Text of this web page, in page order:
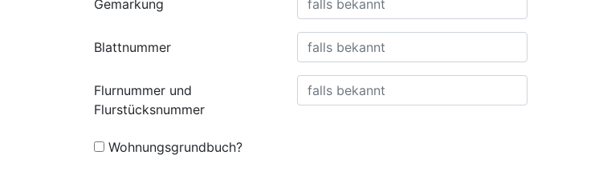
Gemarkung
Blattnummer
Flurnummer und
Flurstücksnummer
Wohnungsgrundbuch?